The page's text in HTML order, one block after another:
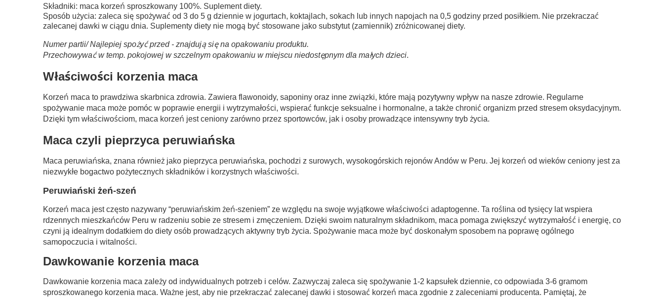
Składniki: maca korzeń sproszkowany 100%. Suplement diety.
Sposób użycia: zaleca się spożywać od 3 do 5 g dziennie w jogurtach, koktajlach, sokach lub innych napojach na 0,5 godziny przed posiłkiem. Nie przekraczać
zalecanej dawki w ciągu dnia. Suplementy diety nie mogą być stosowane jako substytut (zamiennik) zróżnicowanej diety.
Numer partii/ Najlepiej spożyć przed - znajdują się na opakowaniu produktu.
Przechowywać w temp. pokojowej w szczelnym opakowaniu w miejscu niedostępnym dla małych dzieci.
Właściwości korzenia maca
Korzeń maca to prawdziwa skarbnica zdrowia. Zawiera flawonoidy, saponiny oraz inne związki, które mają pozytywny wpływ na nasze zdrowie. Regularne
spożywanie maca może pomóc w poprawie energii i wytrzymałości, wspierać funkcje seksualne i hormonalne, a także chronić organizm przed stresem oksydacyjnym.
Dzięki tym właściwościom, maca korzeń jest ceniony zarówno przez sportowców, jak i osoby prowadzące intensywny tryb życia.
Maca czyli pieprzyca peruwiańska
Maca peruwiańska, znana również jako pieprzyca peruwiańska, pochodzi z surowych, wysokogórskich rejonów Andów w Peru. Jej korzeń od wieków ceniony jest za
niezwykłe bogactwo pożytecznych składników i korzystnych właściwości.
Peruwiański żeń-szeń
Korzeń maca jest często nazywany “peruwiańskim żeń-szeniem” ze względu na swoje wyjątkowe właściwości adaptogenne. Ta roślina od tysięcy lat wspiera
rdzennych mieszkańców Peru w radzeniu sobie ze stresem i zmęczeniem. Dzięki swoim naturalnym składnikom, maca pomaga zwiększyć wytrzymałość i energię, co
czyni ją idealnym dodatkiem do diety osób prowadzących aktywny tryb życia. Spożywanie maca może być doskonałym sposobem na poprawę ogólnego
samopoczucia i witalności.
Dawkowanie korzenia maca
Dawkowanie korzenia maca zależy od indywidualnych potrzeb i celów. Zazwyczaj zaleca się spożywanie 1-2 kapsułek dziennie, co odpowiada 3-6 gramom
sproszkowanego korzenia maca. Ważne jest, aby nie przekraczać zalecanej dawki i stosować korzeń maca zgodnie z zaleceniami producenta. Pamiętaj, że